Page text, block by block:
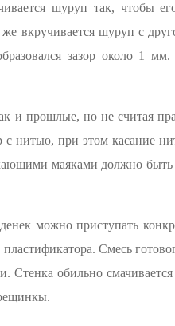
шуруп так, чтобы
вкручивается шуруп с
зазор около 1
и прошлые, но не считая
с нитью, при этом касание
маяками должно
можно приступать
Смесь
Стенка обильно